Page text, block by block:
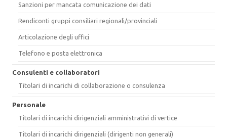
Sanzioni per mancata comunicazione dei dati
Rendiconti gruppi consiliari regionali/provinciali
Articolazione degli uffici
Telefono e posta elettronica
Consulenti e collaboratori
Titolari di incarichi di collaborazione o consulenza
Personale
Titolari di incarichi dirigenziali amministrativi di vertice
Titolari di incarichi dirigenziali (dirigenti non generali)